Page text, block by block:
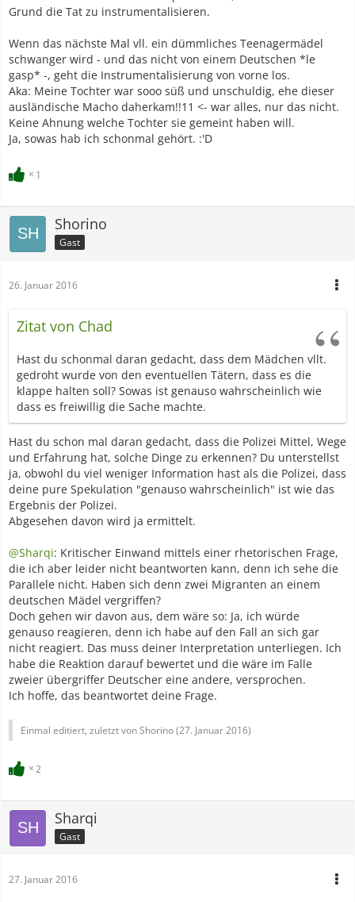
Grund die Tat zu instrumentalisieren.
Wenn das nächste Mal vll. ein dümmliches Teenagermädel
schwanger wird - und das nicht von einem Deutschen *le
gasp* -, geht die Instrumentalisierung von vorne los.
Aka: Meine Tochter war sooo süß und unschuldig, ehe dieser
ausländische Macho daherkam!!11 <- war alles, nur das nicht.
Keine Ahnung welche Tochter sie gemeint haben will.
Ja, sowas hab ich schonmal gehört. :'D
1
Shorino
Gast
26. Januar 2016
Zitat von Chad
Hast du schonmal daran gedacht, dass dem Mädchen vllt.
gedroht wurde von den eventuellen Tätern, dass es die
klappe halten soll? Sowas ist genauso wahrscheinlich wie
dass es freiwillig die Sache machte.
Hast du schon mal daran gedacht, dass die Polizei Mittel, Wege
und Erfahrung hat, solche Dinge zu erkennen? Du unterstellst
ja, obwohl du viel weniger Information hast als die Polizei, dass
deine pure Spekulation "genauso wahrscheinlich" ist wie das
Ergebnis der Polizei.
Abgesehen davon wird ja ermittelt.
@Sharqi: Kritischer Einwand mittels einer rhetorischen Frage,
die ich aber leider nicht beantworten kann, denn ich sehe die
Parallele nicht. Haben sich denn zwei Migranten an einem
deutschen Mädel vergriffen?
Doch gehen wir davon aus, dem wäre so: Ja, ich würde
genauso reagieren, denn ich habe auf den Fall an sich gar
nicht reagiert. Das muss deiner Interpretation unterliegen. Ich
habe die Reaktion darauf bewertet und die wäre im Falle
zweier übergriffer Deutscher eine andere, versprochen.
Ich hoffe, das beantwortet deine Frage.
Einmal editiert, zuletzt von Shorino (27. Januar 2016)
2
Sharqi
Gast
27. Januar 2016